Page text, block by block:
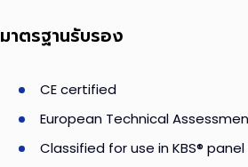
มาตรฐานรับรอง
CE certified
European Technical
Classified for use in KBS®